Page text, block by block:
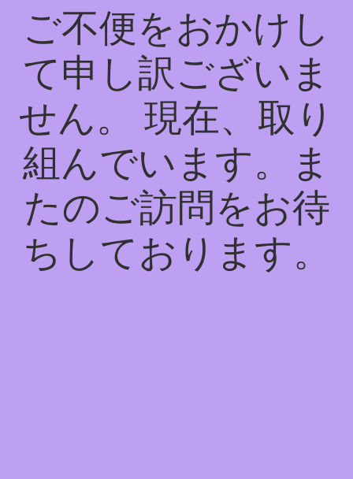
ご不便をおかけし
て申し訳ございま
せん。 現在、取り
組んでいます。ま
たのご訪問をお待
ちしております。